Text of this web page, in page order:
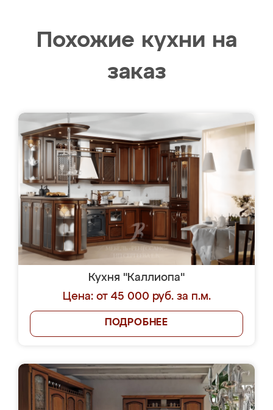
Похожие кухни на
заказ
Кухня "Каллиопа"
Цена: от 45 000 руб. за п.м.
ПОДРОБНЕЕ